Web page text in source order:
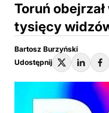
Toruń
tysięcy
Bartosz Burzyński
Udostępnij